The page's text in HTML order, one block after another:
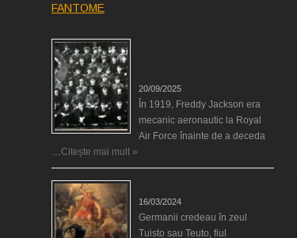
FANTOME
20/09/2025
În 1919, Freddy Jackson era
mecanic aeronautic la Royal
Air Force înainte de a deceda
…Citește mai mult »
16/03/2024
Germanii credeau în zeul
Tuisto sau Teuto, fiul